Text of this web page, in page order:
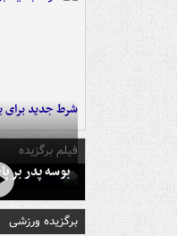
شرط جدید برای
فیلم برگزیده
بوسه‌ پدر
برگزیده ورزشی